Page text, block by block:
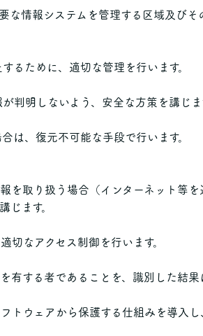
な情報システムを管理する区域及び
るために、適切な管理を行います。
判明しないよう、安全な方策を講じま
は、復元不可能な手段で行います。
を取り扱う場合（インターネット等
じます。
切なアクセス制御を行います。
する者であることを、識別した結果
ウェアから保護する仕組みを導入し